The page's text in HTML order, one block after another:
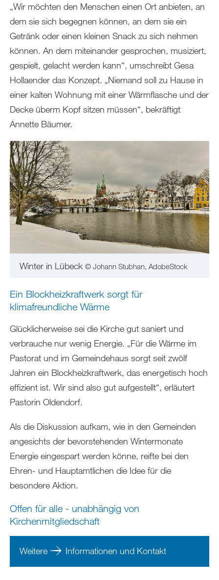
„Wir möchten den Menschen einen Ort anbieten, an
dem sie sich begegnen können, an dem sie ein
Getränk oder einen kleinen Snack zu sich nehmen
können. An dem miteinander gesprochen, musiziert,
gespielt, gelacht werden kann“, umschreibt Gesa
Hollaender das Konzept. „Niemand soll zu Hause in
einer kalten Wohnung mit einer Wärmflasche und der
Decke überm Kopf sitzen müssen“, bekräftigt
Annette Bäumer.
Winter in Lübeck © Johann Stubhan, AdobeStock
Ein Blockheizkraftwerk sorgt für
klimafreundliche Wärme
Glücklicherweise sei die Kirche gut saniert und
verbrauche nur wenig Energie. „Für die Wärme im
Pastorat und im Gemeindehaus sorgt seit zwölf
Jahren ein Blockheizkraftwerk, das energetisch hoch
effizient ist. Wir sind also gut aufgestellt“, erläutert
Pastorin Oldendorf.
Als die Diskussion aufkam, wie in den Gemeinden
angesichts der bevorstehenden Wintermonate
Energie eingespart werden könne, reifte bei den
Ehren- und Hauptamtlichen die Idee für die
besondere Aktion.
Offen für alle - unabhängig von
Kirchenmitgliedschaft
Weitere Informationen und Kontakt